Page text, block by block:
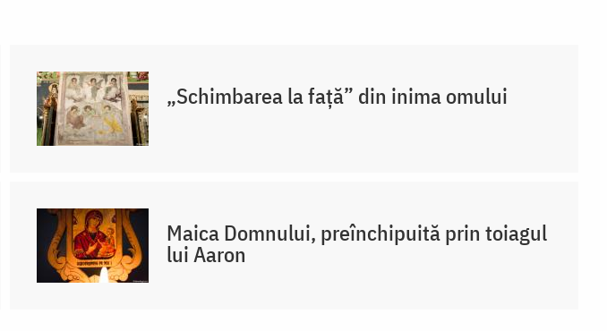
„Schimbarea la față” din inima omului
Maica Domnului, preînchipuită prin toiagul
lui Aaron